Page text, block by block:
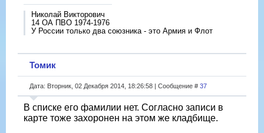
Николай Викторович
14 ОА ПВО 1974-1976
У России только два союзника - это Армия и Флот
Томик
Дата: Вторник, 02 Декабря 2014, 18:26:58 | Сообщение # 37
В списке его фамилии нет. Согласно записи в
карте тоже захоронен на этом же кладбище.